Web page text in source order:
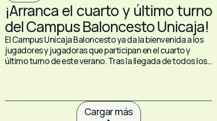
¡Arranca el cuarto y último turno
del Campus Baloncesto Unicaja!
El Campus Unicaja Baloncesto ya da la bienvenida a los
jugadores y jugadoras que participan en el cuarto y
último turno de este verano. Tras la llegada de todos los...
Cargar más